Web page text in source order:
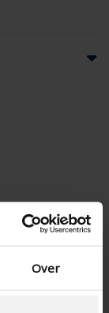
Over